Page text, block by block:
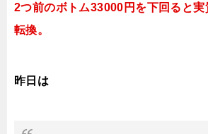
2つ前のボトム33000円を下回ると実
転換。
昨日は